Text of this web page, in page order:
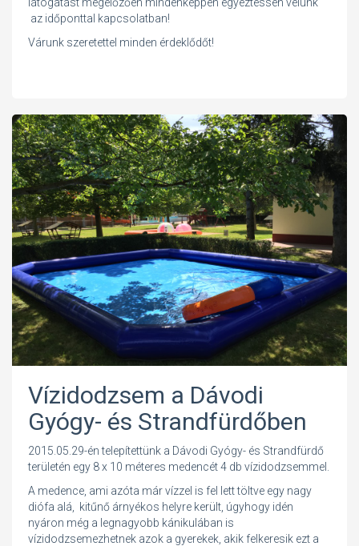
látogatást megelőzően mindenképpen egyeztessen velünk
az időponttal kapcsolatban!
Várunk szeretettel minden érdeklődőt!
Vízidodzsem a Dávodi
Gyógy- és Strandfürdőben
2015.05.29-én telepítettünk a Dávodi Gyógy- és Strandfürdő
területén egy 8 x 10 méteres medencét 4 db vízidodzsemmel.
A medence, ami azóta már vízzel is fel lett töltve egy nagy
diófa alá, kitűnő árnyékos helyre került, úgyhogy idén
nyáron még a legnagyobb kánikulában is
vízidodzsemezhetnek azok a gyerekek, akik felkeresik ezt a